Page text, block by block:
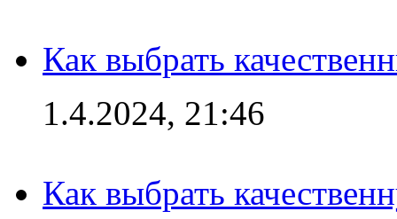
Как выбрать
1.4.2024, 21:46
Как выбрать